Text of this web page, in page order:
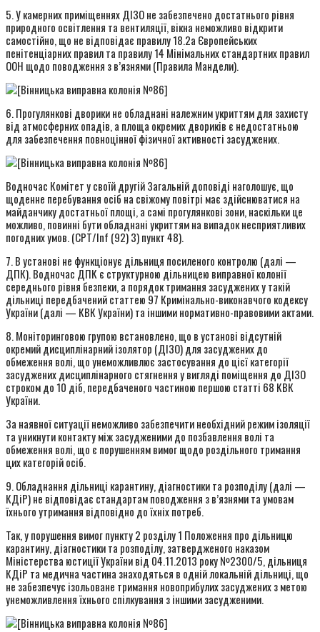
5. У камерних приміщеннях ДІЗО не забезпечено достатнього рівня
природного освітлення та вентиляції, вікна неможливо відкрити
самостійно, що не відповідає правилу 18.2а Європейських
пенітенціарних правил та правилу 14 Мінімальних стандартних правил
ООН щодо поводження з в’язнями (Правила Мандели).
6. Прогулянкові дворики не обладнані належним укриттям для захисту
від атмосферних опадів, а площа окремих двориків є недостатньою
для забезпечення повноцінної фізичної активності засуджених.
Водночас Комітет у своїй другій Загальній доповіді наголошує, що
щоденне перебування осіб на свіжому повітрі має здійснюватися на
майданчику достатньої площі, а самі прогулянкові зони, наскільки це
можливо, повинні бути обладнані укриттям на випадок несприятливих
погодних умов. (CPT/Inf (92) 3) пункт 48).
7. В установі не функціонує дільниця посиленого контролю (далі —
ДПК). Водночас ДПК є структурною дільницею виправної колонії
середнього рівня безпеки, а порядок тримання засуджених у такій
дільниці передбачений статтею 97 Кримінально-виконавчого кодексу
України (далі — КВК України) та іншими нормативно-правовими актами.
8. Моніторинговою групою встановлено, що в установі відсутній
окремий дисциплінарний ізолятор (ДІЗО) для засуджених до
обмеження волі, що унеможливлює застосування до цієї категорії
засуджених дисциплінарного стягнення у вигляді поміщення до ДІЗО
строком до 10 діб, передбаченого частиною першою статті 68 КВК
України.
За наявної ситуації неможливо забезпечити необхідний режим ізоляції
та уникнути контакту між засудженими до позбавлення волі та
обмеження волі, що є порушенням вимог щодо роздільного тримання
цих категорій осіб.
9. Обладнання дільниці карантину, діагностики та розподілу (далі —
КДіР) не відповідає стандартам поводження з в’язнями та умовам
їхнього утримання відповідно до їхніх потреб.
Так, у порушення вимог пункту 2 розділу 1 Положення про дільницю
карантину, діагностики та розподілу, затвердженого наказом
Міністерства юстиції України від 04.11.2013 року №2300/5, дільниця
КДіР та медична частина знаходяться в одній локальній дільниці, що
не забезпечує ізольоване тримання новоприбулих засуджених з метою
унеможливлення їхнього спілкування з іншими засудженими.